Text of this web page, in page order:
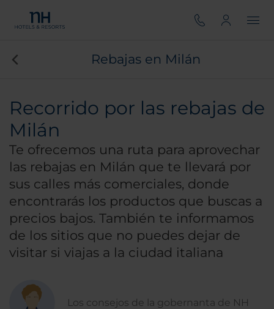
Rebajas en Milán
Recorrido por las rebajas de
Milán
Te ofrecemos una ruta para aprovechar
las rebajas en Milán que te llevará por
sus calles más comerciales, donde
encontrarás los productos que buscas a
precios bajos. También te informamos
de los sitios que no puedes dejar de
visitar si viajas a la ciudad italiana
Los consejos de la gobernanta de NH